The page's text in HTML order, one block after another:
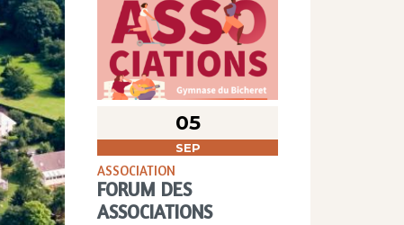
05
SEP
ASSOCIATION
FORUM DES
ASSOCIATIONS